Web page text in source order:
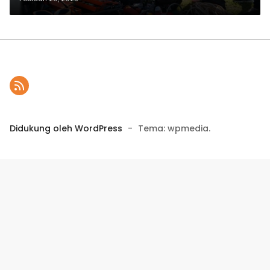
Pemeliharaan Sistem Distribusi
Didukung oleh WordPress - Tema: wpmedia.